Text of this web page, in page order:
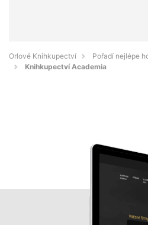
Orlové Knihkupectví
Pořadí nejlépe
Knihkupectví Academia